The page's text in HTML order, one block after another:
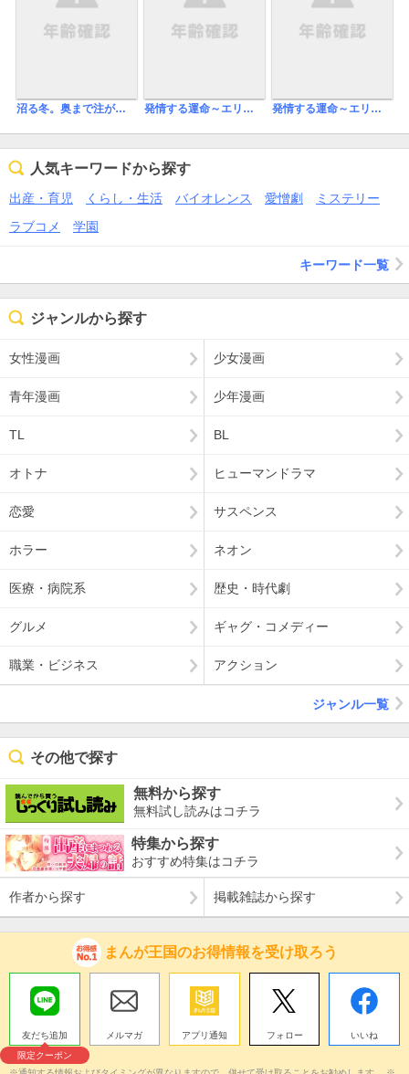
沼る冬。奥まで注がれメロイキ 発情する運命～エリートαの理性が限界～【単行本版】 発情する運命～エリートαの理性が限界～
人気キーワードから探す
出産・育児 くらし・生活 バイオレンス 愛憎劇
ミステリー
ラブコメ
学園
キーワード一覧
ジャンルから探す
女性漫画 少女漫画
青年漫画 少年漫画
TL BL
オトナ ヒューマンドラマ
恋愛 サスペンス
ホラー ネオン
医療・病院系 歴史・時代劇
グルメ ギャグ・コメディー
職業・ビジネス アクション
ジャンル一覧
その他で探す
無料から探す
無料試し読みはコチラ
特集から探す
おすすめ特集はコチラ
作者から探す 掲載雑誌から探す
まんが王国のお得情報を受け取ろう
友だち追加
限定クーポン
メルマガ アプリ通知 フォロー いいね